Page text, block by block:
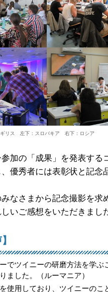
リス 左下：スロバキア 右下：ロシア
加の「成果」を発表する
優秀者には表彰状と記念
なさまから記念撮影を求
いご感想をいただきまし
でツイニーの研磨方法を学ぶ
ました。（ルーマニア）
使用しており、ツイニーのこ